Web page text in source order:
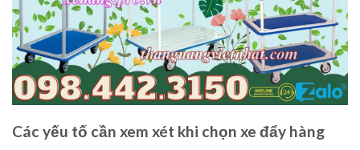
Các yếu tố cần xem xét khi chọn xe đẩy hàng